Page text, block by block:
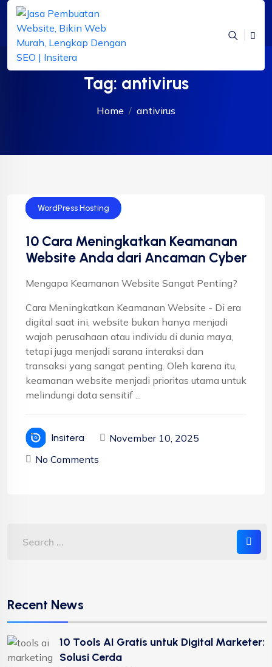
Tag: antivirus
Home antivirus
Technology
Website
WordPress Hosting
10 Cara Meningkatkan Keamanan
Website Anda dari Ancaman Cyber
Mengapa Keamanan Website Sangat Penting?
Cara Meningkatkan Keamanan Website - Di era
digital saat ini, website bukan hanya menjadi
wajah perusahaan atau individu di dunia maya,
tetapi juga menjadi sarana interaksi dan
transaksi yang sangat penting. Oleh karena itu,
keamanan website menjadi prioritas utama untuk
melindungi data sensitif ...
Insitera
November 10, 2025
No Comments
Recent News
10 Tools AI Gratis untuk Digital Marketer:
Solusi Cerda